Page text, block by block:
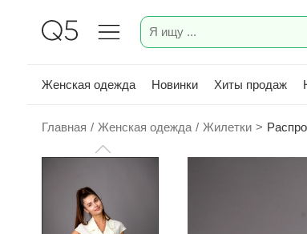
Женская одежда Новинки Хиты продаж
Главная / Женская одежда / Жилетки >